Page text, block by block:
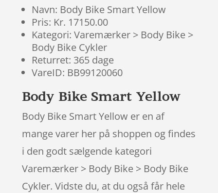
Navn: Body Bike Smart Yellow
Pris: Kr. 17150.00
Kategori: Varemærker > Body Bike >
Body Bike Cykler
Returret: 365 dage
VareID: BB99120060
Body Bike Smart Yellow
Body Bike Smart Yellow er en af
mange varer her på shoppen og findes
i den godt sælgende kategori
Varemærker > Body Bike > Body Bike
Cykler. Vidste du, at du også får hele